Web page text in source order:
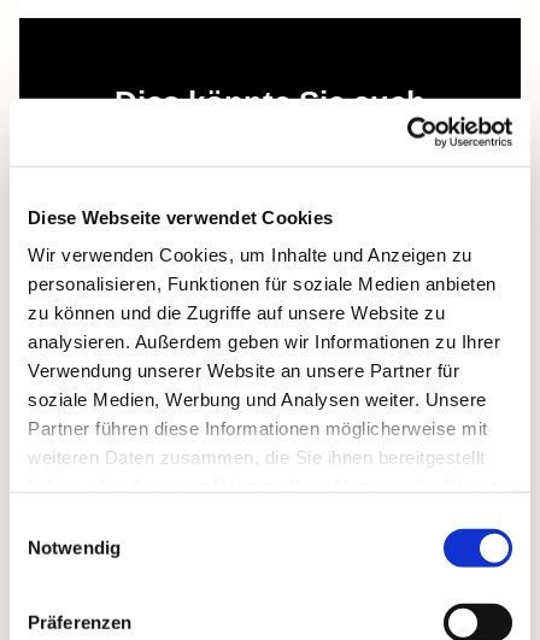
Diese Webseite verwendet Cookies
Wir verwenden Cookies, um Inhalte und Anzeigen zu
personalisieren, Funktionen für soziale Medien anbieten
zu können und die Zugriffe auf unsere Website zu
analysieren. Außerdem geben wir Informationen zu Ihrer
Verwendung unserer Website an unsere Partner für
soziale Medien, Werbung und Analysen weiter. Unsere
Partner führen diese Informationen möglicherweise mit
weiteren Daten zusammen, die Sie ihnen bereitgestellt
Notwendig
Präferenzen
Dies könnte Sie auch